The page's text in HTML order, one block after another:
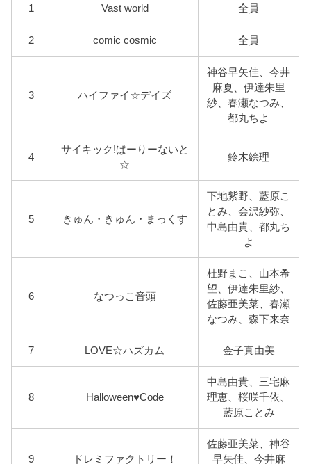
1 Vast world 全員
2 comic cosmic 全員
3 ハイファイ☆デイズ
神谷早矢佳、今井
麻夏、伊達朱里
紗、春瀬なつみ、
都丸ちよ
4
サイキック!ぱーりーないと
☆
鈴木絵理
5 きゅん・きゅん・まっくす
下地紫野、藍原こ
とみ、会沢紗弥、
中島由貴、都丸ち
よ
6 なつっこ音頭
杜野まこ、山本希
望、伊達朱里紗、
佐藤亜美菜、春瀬
なつみ、森下来奈
7 LOVE☆ハズカム 金子真由美
8 Halloween♥Code
中島由貴、三宅麻
理恵、桜咲千依、
藍原ことみ
9 ドレミファクトリー！
佐藤亜美菜、神谷
早矢佳、今井麻